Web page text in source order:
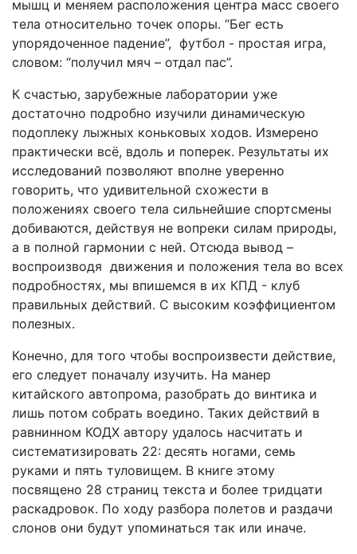
мышц и меняем расположения центра масс своего
тела относительно точек опоры. “Бег есть
упорядоченное падение”, футбол - простая игра,
словом: “получил мяч – отдал пас”.
К счастью, зарубежные лаборатории уже
достаточно подробно изучили динамическую
подоплеку лыжных коньковых ходов. Измерено
практически всё, вдоль и поперек. Результаты их
исследований позволяют вполне уверенно
говорить, что удивительной схожести в
положениях своего тела сильнейшие спортсмены
добиваются, действуя не вопреки силам природы,
а в полной гармонии с ней. Отсюда вывод –
воспроизводя движения и положения тела во всех
подробностях, мы впишемся в их КПД - клуб
правильных действий. С высоким коэффициентом
полезных.
Конечно, для того чтобы воспроизвести действие,
его следует поначалу изучить. На манер
китайского автопрома, разобрать до винтика и
лишь потом собрать воедино. Таких действий в
равнинном КОДХ автору удалось насчитать и
систематизировать 22: десять ногами, семь
руками и пять туловищем. В книге этому
посвящено 28 страниц текста и более тридцати
раскадровок. По ходу разбора полетов и раздачи
слонов они будут упоминаться так или иначе.